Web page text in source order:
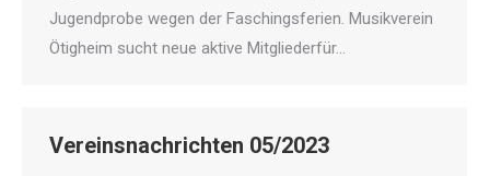
Jugendprobe wegen der Faschingsferien. Musikverein
Ötigheim sucht neue aktive Mitgliederfür…
Vereinsnachrichten 05/2023